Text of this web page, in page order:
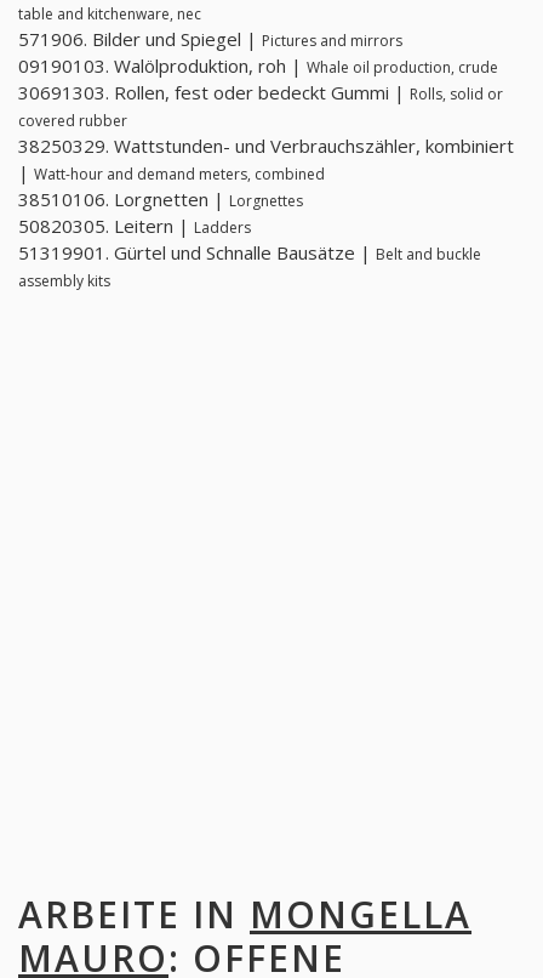
table and kitchenware, nec
571906. Bilder und Spiegel | Pictures and mirrors
09190103. Walölproduktion, roh | Whale oil production, crude
30691303. Rollen, fest oder bedeckt Gummi | Rolls, solid or
covered rubber
38250329. Wattstunden- und Verbrauchszähler, kombiniert
| Watt-hour and demand meters, combined
38510106. Lorgnetten | Lorgnettes
50820305. Leitern | Ladders
51319901. Gürtel und Schnalle Bausätze | Belt and buckle
assembly kits
ARBEITE IN MONGELLA
MAURO: OFFENE